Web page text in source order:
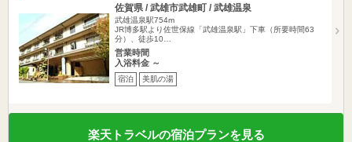
佐賀県 / 武雄市武雄町 / 武雄温泉
武雄温泉駅754m
JR博多駅より佐世保線「武雄温泉駅」下車（所要時間63
分）、徒歩10…
営業時間
入浴料金 ～
宿泊 美肌の湯
楽天トラベルの宿泊プランを見る